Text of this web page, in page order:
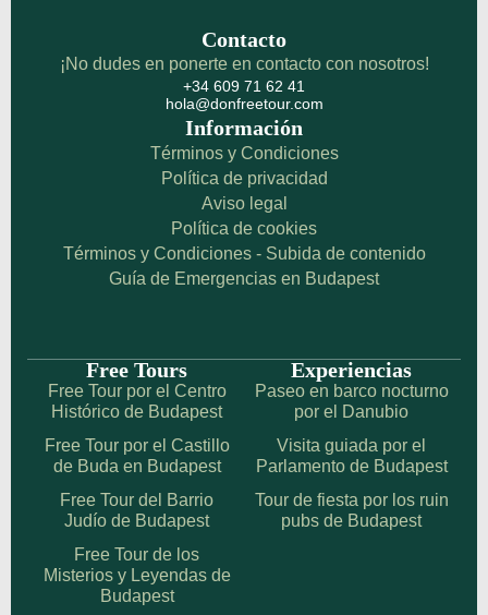
Contacto
¡No dudes en ponerte en contacto con nosotros!
+34 609 71 62 41
hola@donfreetour.com
Información
Términos y Condiciones
Política de privacidad
Aviso legal
Política de cookies
Términos y Condiciones - Subida de contenido
Guía de Emergencias en Budapest
Free Tours
Free Tour por el Centro
Histórico de Budapest
Free Tour por el Castillo
de Buda en Budapest
Free Tour del Barrio
Judío de Budapest
Free Tour de los
Misterios y Leyendas de
Budapest
Experiencias
Paseo en barco nocturno
por el Danubio
Visita guiada por el
Parlamento de Budapest
Tour de fiesta por los ruin
pubs de Budapest